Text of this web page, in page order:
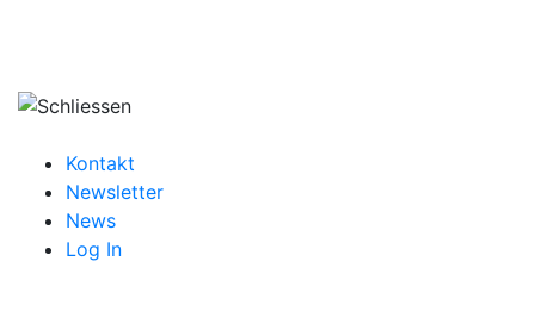
Kontakt
Newsletter
News
Log In